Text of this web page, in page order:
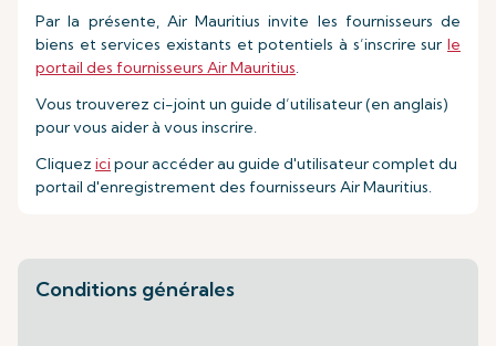
Par la présente, Air Mauritius invite les fournisseurs de
biens et services existants et potentiels à s’inscrire sur le
portail des fournisseurs Air Mauritius.
Vous trouverez ci-joint un guide d’utilisateur (en anglais)
pour vous aider à vous inscrire.
Cliquez icipour accéder au guide d'utilisateur complet du
portail d'enregistrement des fournisseurs Air Mauritius.
Conditions générales